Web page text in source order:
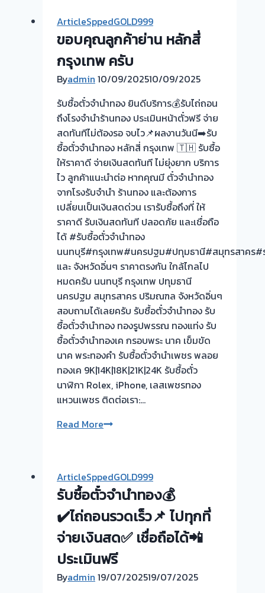
ทอง
บางศรีเมือง
นนทบุรี
ขอบคุณ
ลูกค้า
ที่
เรียก
ใช้
บริการ
ครับ
รับ
ซื้อ
ตั๋ว
จำนำ
ทอง
💰
รับ
ไถ่ถอน
ถึง
โรง
จำนำ-
ร้าน
ทอง
ประเมิน
ตั๋ว
จ่าย
ไม่
ต้อง
รอ
จบ
หน้า
งาน
📌
ArticleSppedGOLD999
ขอบคุณลูกค้าย่าน หลักสี่
กรุงเทพ ครับ
Byadmin 10/09/202510/09/2025
รับซื้อตั๋วจำนำทอง ยินดีบริการ💰รับไถ่ถอน
ถึงโรงจำนำร้านทอง ประเมินหน้าตั๋วฟรี จ่าย
สดทันทีไม่ต้องรอ จบไว📌ผลงานวันนี➡️รับ
ซื้อตั๋วจำนำทอง หลักสี่ กรุงเทพ 🇹🇭 รับซื้อ
ให้ราคาดี จ่ายเงินสดทันที ไม่ยุ่งยาก บริการ
ไว ลูกค้าแนะนำต่อ หากคุณมี ตั๋วจำนำทอง
จากโรงรับจำนำ ร้านทอง และต้องการ
เปลี่ยนเป็นเงินสดด่วน เรารับซื้อถึงที่ ให้
ราคาดี รับเงินสดทันที ปลอดภัย และเชื่อถือ
ได้ #รับซื้อตั๋วจำนำทอง
นนทบุรี#กรุงเทพ#นครปฐม#ปทุมธานี#สมุทรสาคร#
และ จังหวัดอิ่นๆ ราคาตรงกัน ใกล้ไกลไป
หมดครับ นนทบุรี กรุงเทพ ปทุมธานี
นครปฐม สมุทรสาคร ปริมณฑล จังหวัดอิ่นๆ
สอบถามได้เลยครับ รับซื้อตั๋วจำนำทอง รับ
ซื้อตั๋วจำนำทอง ทองรูปพรรณ ทองแท่ง รับ
ซื้อตั๋วจำนำทองเค กรอบพระ นาค เข็มขัด
นาค พระทองคำ รับซื้อตั๋วจำนำเพชร พลอย
ทองเค 9K|14K|18K|21K|24K รับซื้อตั๋ว
นาฬิกา Rolex, iPhone, เลสเพชรทอง
แหวนเพชร ติดต่อเรา:…
Read Moreขอบคุณ
กรุงเทพ
ครับ
ArticleSppedGOLD999
รับซื้อตั๋วจำนำทอง💰
✔️ไถ่ถอนรวดเร็ว📌 ไปทุกที่
จ่ายเงินสด✅ เชื่อถือได้📲
ประเมินฟรี
Byadmin 19/07/202519/07/2025